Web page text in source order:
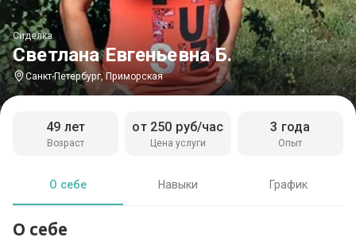
Светлана Евгеньевна Б.
Сиделка
Санкт-Петербург, Приморская
Возраст
49 лет
Цена услуги
от 250 руб/час
Опыт
3 года
О себе Навыки График
О себе